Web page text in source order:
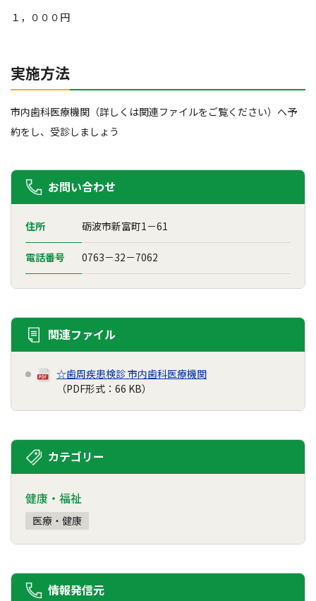
１，０００円
実施方法
市内歯科医療機関（詳しくは関連ファイルをご覧ください）へ予
約をし、受診しましょう
お問い合わせ
住所 砺波市新富町1－61
電話番号 0763－32－7062
関連ファイル
☆歯周疾患検診 市内歯科医療機関
（PDF形式：66 KB）
カテゴリー
健康・福祉
医療・健康
情報発信元